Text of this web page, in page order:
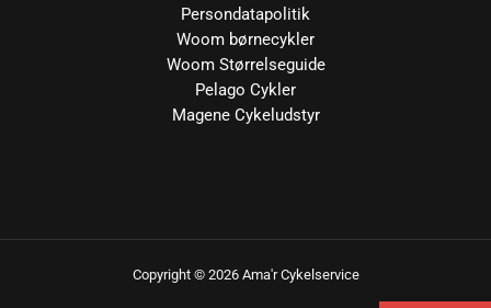
Persondatapolitik
Woom børnecykler
Woom Størrelseguide
Pelago Cykler
Magene Cykeludstyr
Copyright © 2026 Ama'r Cykelservice